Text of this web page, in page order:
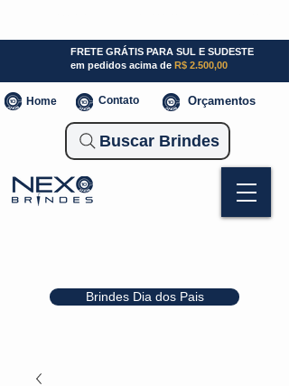
Brindes Dia dos Pais
FRETE GRÁTIS PARA SUL E SUDESTE
em pedidos acima de R$ 2.500,00
Home Contato Orçamentos
Buscar Brindes